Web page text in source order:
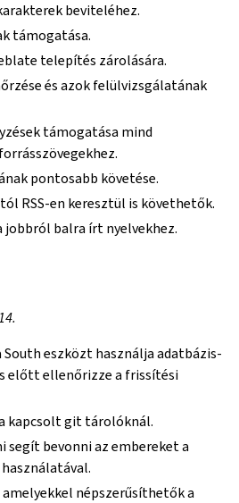
beviteléhez.
támogatása.
telepítés zárolására.
és azok felülvizsgálatának
támogatása mind
pontosabb követése.
RSS-en keresztül is követhetők.
balra írt nyelvekhez.
eszközt használja adatbázis-
előtt ellenőrizze a frissítési
kapcsolt git tárolóknál.
segít bevonni az embereket a
népszerűsíthetők a